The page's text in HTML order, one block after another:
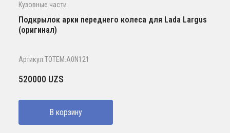
Кузовные части
Подкрылок арки переднего колеса для Lada Largus
(оригинал)
Артикул:TOTEM.A0N121
520000 UZS
В корзину